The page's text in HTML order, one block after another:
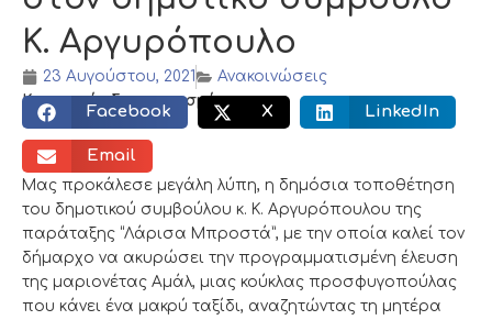
Κ. Αργυρόπουλο
23 Αυγούστου, 2021
Ανακοινώσεις
Κοινωνικός διαμοιρασμός:
Facebook X LinkedIn
Email
Μας προκάλεσε μεγάλη λύπη, η δημόσια τοποθέτηση
του δημοτικού συμβούλου κ. Κ. Αργυρόπουλου της
παράταξης “Λάρισα Μπροστά”, με την οποία καλεί τον
δήμαρχο να ακυρώσει την προγραμματισμένη έλευση
της μαριονέτας Αμάλ, μιας κούκλας προσφυγοπούλας
που κάνει ένα μακρύ ταξίδι, αναζητώντας τη μητέρα